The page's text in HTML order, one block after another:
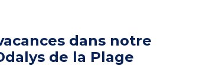
dans notre
de la Plage